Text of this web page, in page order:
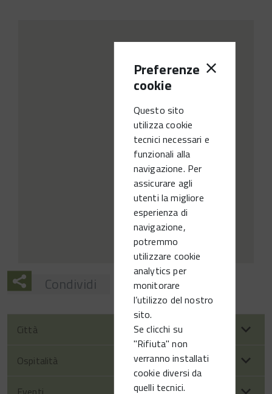
Preferenze
cookie
Questo sito
utilizza cookie
tecnici necessari e
funzionali alla
navigazione. Per
assicurare agli
utenti la migliore
esperienza di
navigazione,
potremmo
utilizzare cookie
analytics per
monitorare
l’utilizzo del nostro
sito.
Se clicchi su
"Rifiuta" non
verranno installati
cookie diversi da
quelli tecnici.
Condividi
Città
Ospitalità